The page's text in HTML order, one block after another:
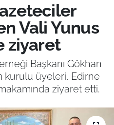
Vali Yunus
ziyaret
Başkanı Gökhan
kurulu üyeleri, Edirne
ziyaret etti.